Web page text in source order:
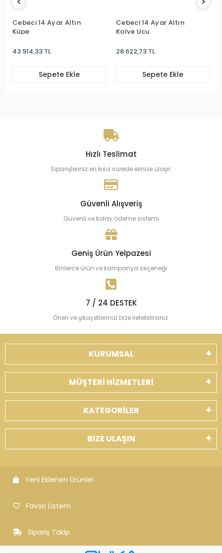
Cebeci 14 Ayar Altın
Küpe
43.914,33 TL
Sepete Ekle
Cebeci 14 Ayar Altın
Kolye Ucu
28.622,73 TL
Sepete Ekle
Hızlı Teslimat
Siparişleriniz en kısa sürede elinize ulaşır.
Güvenli Alışveriş
Güvenli ve kolay ödeme sistemi
Geniş Ürün Yelpazesi
Binlerce ürün ve kampanya seçeneği
7 / 24 DESTEK
Öneri ve şikayetlerinizi bize iletebilirsiniz.
KURUMSAL
MÜŞTERİ HİZMETLERİ
KATEGORİLER
BİZE ULAŞIN
Yeni Eklenen Ürünler
Favori Listem
Sipariş Takip